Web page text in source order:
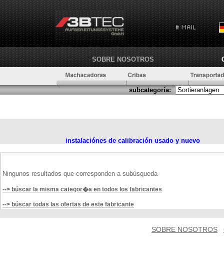
SOBRE NOSOTROS
subcategoría:
instalaciónes de calibración usado y nuevo
Ningunos resultados que corresponden a subúsqueda
--> búscar la misma categor�a en todos los fabricantes
--> búscar todas las ofertas de este fabricante
SOBRE NOSOTROS